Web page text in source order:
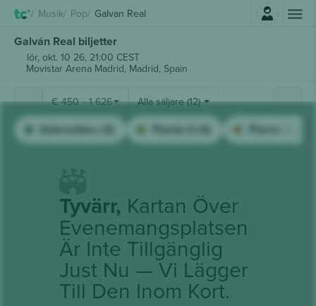
Musik Pop Galvan Real
Galván Real biljetter
lör, okt. 10 26, 21:00 CEST
Movistar Arena Madrid, Madrid, Spain
€450 - 1 626 Alla säljare (12)
Extensibles (3) Planta 0 (3) Planta 2 (3)
Tyvärr, Kartan Över
Evenemangsplatsen
Är Inte Tillgänglig
Just Nu — Vi Lägger
Till Den Inom Kort.